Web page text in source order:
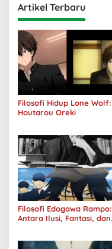
Artikel Terbaru
Filosofi Hidup Lone Wolf:
Houtarou Oreki
Filosofi Edogawa Rampo:
Antara Ilusi, Fantasi, dan